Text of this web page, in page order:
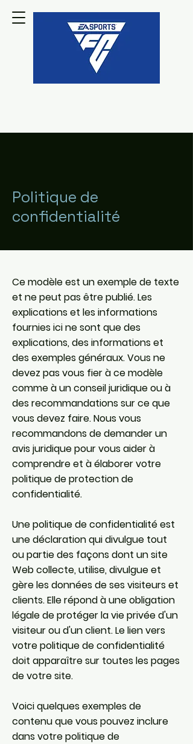
Politique de
confidentialité
Ce modèle est un exemple de texte
et ne peut pas être publié. Les
explications et les informations
fournies ici ne sont que des
explications, des informations et
des exemples généraux. Vous ne
devez pas vous fier à ce modèle
comme à un conseil juridique ou à
des recommandations sur ce que
vous devez faire. Nous vous
recommandons de demander un
avis juridique pour vous aider à
comprendre et à élaborer votre
politique de protection de
confidentialité.
Une politique de confidentialité est
une déclaration qui divulgue tout
ou partie des façons dont un site
Web collecte, utilise, divulgue et
gère les données de ses visiteurs et
clients. Elle répond à une obligation
légale de protéger la vie privée d'un
visiteur ou d'un client. Le lien vers
votre politique de confidentialité
doit apparaître sur toutes les pages
de votre site.
Voici quelques exemples de
contenu que vous pouvez inclure
dans votre politique de